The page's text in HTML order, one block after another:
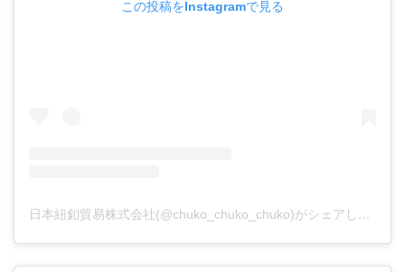
この投稿をInstagramで見る
日本紐釦貿易株式会社(@chuko_chuko_chuko)がシェアした投稿